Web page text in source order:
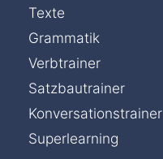
Texte
Grammatik
Verbtrainer
Satzbautrainer
Konversationstrainer
Superlearning